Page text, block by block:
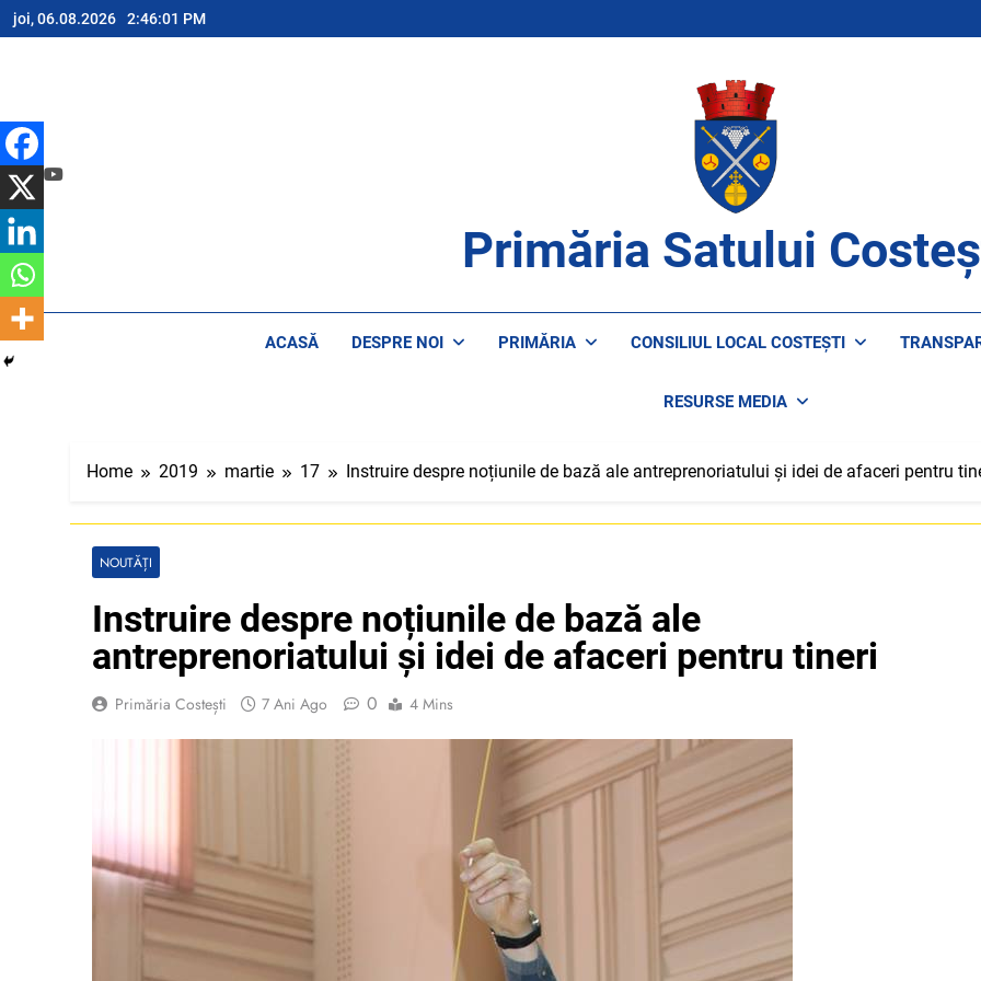
Skip
to
joi, 06.08.2026 2:46:02 PM
Primăria Satului
ACASĂ DESPRE NOI PRIMĂRIA CONSILIUL LOCAL COSTEȘTI
RESURSE MEDIA
Home 2019 martie 17 Instruire despre noțiunile de bază ale antreprenoriatului și idei de afaceri pentru
NOUTĂȚI
Instruire despre noțiunile de bază ale
antreprenoriatului și idei de afaceri pentru tineri
Primăria Costești 7 Ani Ago 0 4 Mins